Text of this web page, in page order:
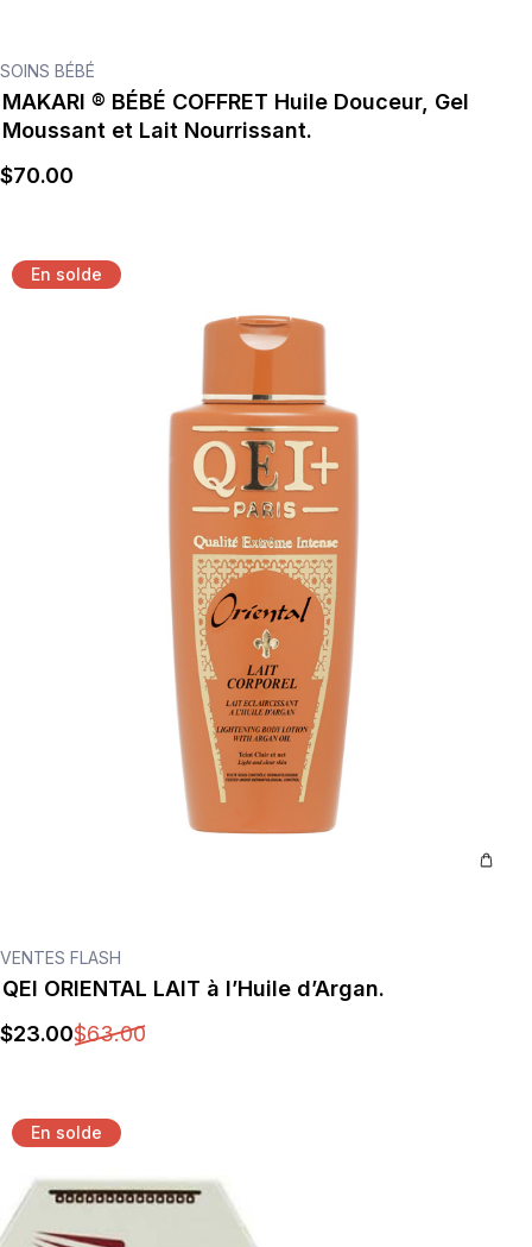
SOINS BÉBÉ
MAKARI ® BÉBÉ COFFRET Huile Douceur, Gel
Moussant et Lait Nourrissant.
$70.00
En solde
VENTES FLASH
QEI ORIENTAL LAIT à l’Huile d’Argan.
$23.00$63.00
En solde